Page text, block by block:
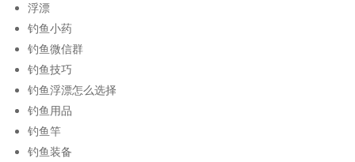
浮漂
钓鱼小药
钓鱼微信群
钓鱼技巧
钓鱼浮漂怎么选择
钓鱼用品
钓鱼竿
钓鱼装备